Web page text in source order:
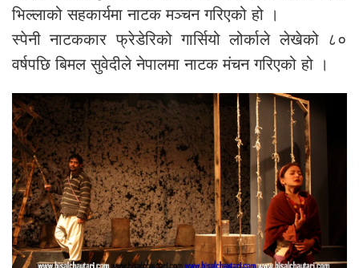
भिल्लाको सहकार्यमा नाटक मञ्चन गरिएको हो ।
स्पेनी नाटककार फ्रेडेरिको गार्सियो लोर्काले लेखेको ८०
वर्षपछि बिमल सुवेदीले नेपालमा नाटक मंचन गरिएको हो ।